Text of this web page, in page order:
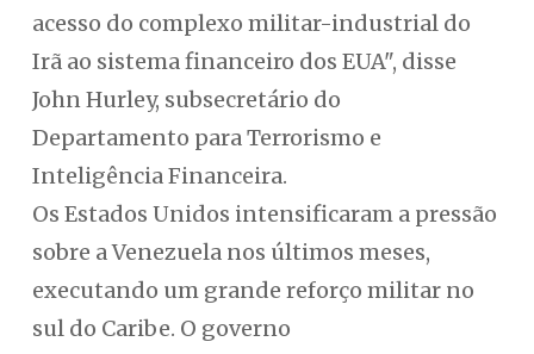
acesso do complexo militar-industrial do
Irã ao sistema financeiro dos EUA", disse
John Hurley, subsecretário do
Departamento para Terrorismo e
Inteligência Financeira.
Os Estados Unidos intensificaram a pressão
sobre a Venezuela nos últimos meses,
executando um grande reforço militar no
sul do Caribe. O governo